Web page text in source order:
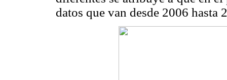
datos que van desde 2006 hasta